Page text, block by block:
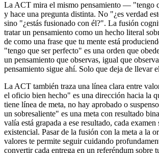
La ACT mira el mismo pensamiento — "tengo
y hace una pregunta distinta. No "¿es verdad
sino "¿estás fusionado con él?". La fusión
tratar un pensamiento como un hecho literal
de como una frase que tu mente está
"tengo que ser perfecto" es una orden que
un pensamiento que observas, igual que
pensamiento sigue ahí. Solo que deja de llevar
La ACT también traza una línea clara entre
el oficio bien hecho" es una dirección hacia la
tiene línea de meta, no hay aprobado o
un sobresaliente" es una meta con resultado
valía está grapada a ese resultado, cada examen
existencial. Pasar de la fusión con la meta a la
valores te permite seguir cuidando
convertir cada entrega en un referéndum sobre